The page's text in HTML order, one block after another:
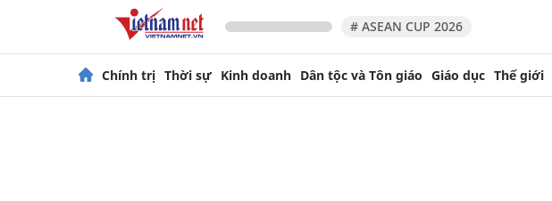
# ASEAN CUP 2026
Chính trị Thời sự Kinh doanh Dân tộc và Tôn giáo Giáo dục Thế giới